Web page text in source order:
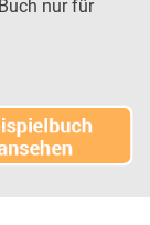
nur für